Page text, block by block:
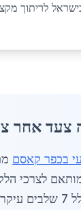
לריתוך מקצועי
צעד אחר
בכפר קאסם
לצרכי
2026. התהליך כולל